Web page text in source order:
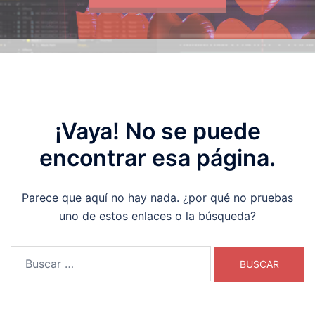
¡Vaya! No se puede
encontrar esa página.
Parece que aquí no hay nada. ¿por qué no pruebas
uno de estos enlaces o la búsqueda?